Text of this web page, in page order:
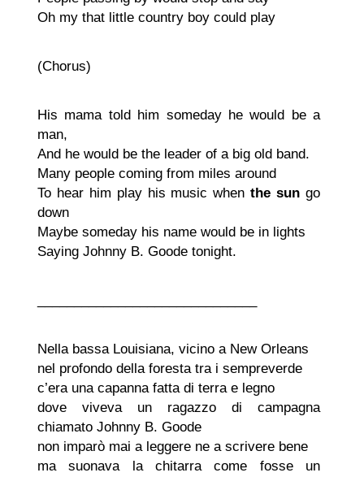
Oh my that little country boy could play
(Chorus)
His mama told him someday he would be a
man,
And he would be the leader of a big old band.
Many people coming from miles around
To hear him play his music whenthe sun go
down
Maybe someday his name would be in lights
Saying Johnny B. Goode tonight.
Nella bassa Louisiana, vicino a New Orleans
nel profondo della foresta tra i sempreverde
c’era una capanna fatta di terra e legno
dove viveva un ragazzo di campagna
chiamato Johnny B. Goode
non imparò mai a leggere ne a scrivere bene
ma suonava la chitarra come fosse un